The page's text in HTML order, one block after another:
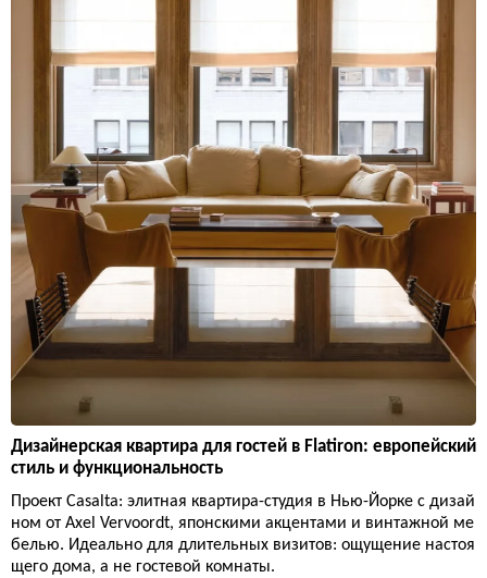
Дизайнерская квартира для гостей в Flatiron: европейский
стиль и функциональность
Проект Casalta: элитная квартира-студия в Нью-Йорке с дизай
ном от Axel Vervoordt, японскими акцентами и винтажной ме
белью. Идеально для длительных визитов: ощущение настоя
щего дома, а не гостевой комнаты.